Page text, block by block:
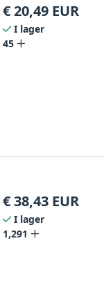
€20,49 EUR
I lager
45
€38,43 EUR
I lager
1,291